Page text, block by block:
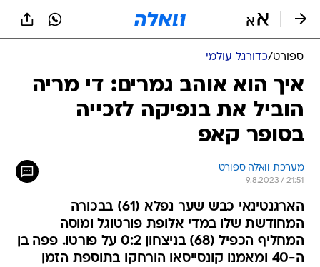
ספורט/כדורגל עולמי
איך הוא אוהב גמרים: די מריה
הוביל את בנפיקה לזכייה
בסופר קאפ
מערכת וואלה ספורט
9.8.2023 / 21:51
הארגנטינאי כבש שער נפלא (61) בבכורה
המחודשת שלו במדי אלופת פורטוגל ומוסה
המחליף הכפיל (68) בניצחון 0:2 על פורטו. פפה בן
ה-40 ומאמנו קונסייסאו הורחקו בתוספת הזמן